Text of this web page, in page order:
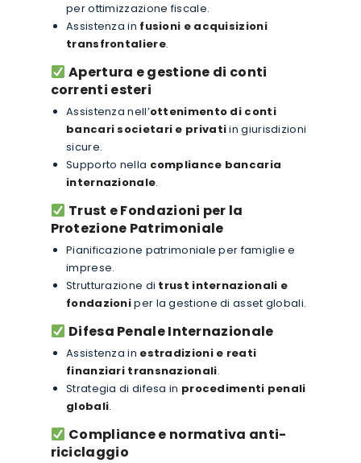
per ottimizzazione fiscale.
Assistenza in fusioni e acquisizioni
transfrontaliere.
Apertura e gestione di conti
correnti esteri
Assistenza nell’ottenimento di conti
bancari societari e privatiin giurisdizioni
sicure.
Supporto nella compliance bancaria
internazionale.
Trust e Fondazioni per la
Protezione Patrimoniale
Pianificazione patrimoniale per famiglie e
imprese.
Strutturazione di trust internazionali e
fondazioniper la gestione di asset globali.
Difesa Penale Internazionale
Assistenza in estradizioni e reati
finanziari transnazionali.
Strategia di difesa in procedimenti penali
globali.
Compliance e normativa anti-
riciclaggio